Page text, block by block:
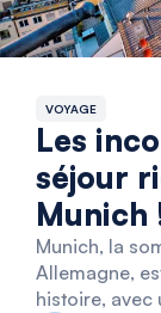
VOYAGE
Les
séjour
Munich
Munich, la
Allemagne,
histoire, avec